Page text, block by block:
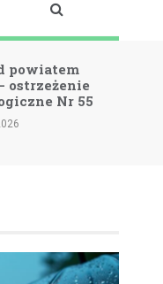
powiatem
ostrzeżenie
Nr 55